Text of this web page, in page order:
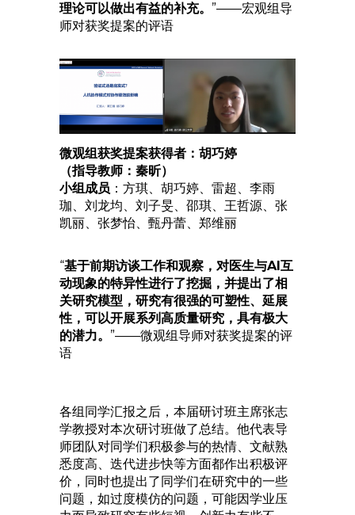
理论可以做出有益的补充。 ”——宏观组导
师对获奖提案的评语
微观组获奖提案获得者：胡巧婷
（指导教师：秦昕）
小组成员 ：方琪、胡巧婷、雷超、李雨
珈、刘龙均、刘子旻、邵琪、王哲源、张
凯丽、张梦怡、甄丹蕾、郑维丽
“基于前期访谈工作和观察，对医生与AI互
动现象的特异性进行了挖掘，并提出了相
关研究模型，研究有很强的可塑性、延展
性，可以开展系列高质量研究，具有极大
的潜力。 ”——微观组导师对获奖提案的评
语
各组同学汇报之后，本届研讨班主席张志
学教授对本次研讨班做了总结。他代表导
师团队对同学们积极参与的热情、文献熟
悉度高、迭代进步快等方面都作出积极评
价，同时也提出了同学们在研究中的一些
问题，如过度模仿的问题，可能因学业压